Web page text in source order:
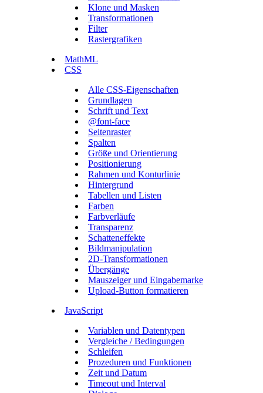
Klone und Masken
Transformationen
Filter
Rastergrafiken
MathML
CSS
Alle CSS-Eigenschaften
Grundlagen
Schrift und Text
@font-face
Seitenraster
Spalten
Größe und Orientierung
Positionierung
Rahmen und Konturlinie
Hintergrund
Tabellen und Listen
Farben
Farbverläufe
Transparenz
Schatteneffekte
Bildmanipulation
2D-Transformationen
Übergänge
Mauszeiger und Eingabemarke
Upload-Button formatieren
JavaScript
Variablen und Datentypen
Vergleiche / Bedingungen
Schleifen
Prozeduren und Funktionen
Zeit und Datum
Timeout und Interval